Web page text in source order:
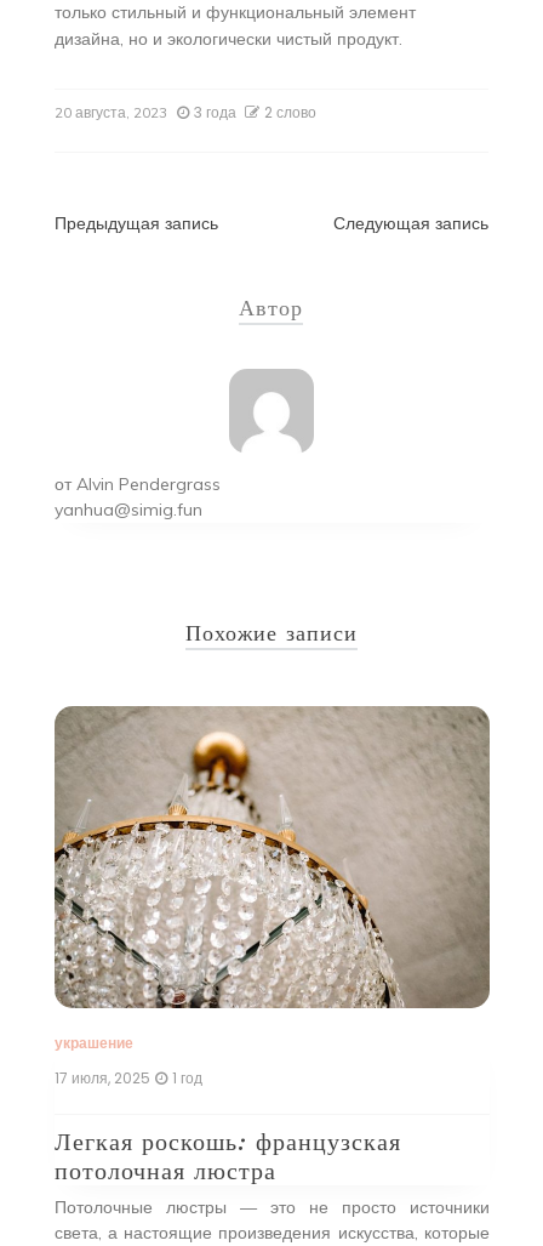
только стильный и функциональный элемент
дизайна, но и экологически чистый продукт.
20 августа, 2023 3 года 2 слово
Навигация
Предыдущая запись Следующая запись
Автор
от Alvin Pendergrass
yanhua@simig.fun
Похожие записи
украшение
17 июля, 2025 1 год
Легкая роскошь: французская
потолочная люстра
Потолочные люстры — это не просто источники
света, а настоящие произведения искусства, которые